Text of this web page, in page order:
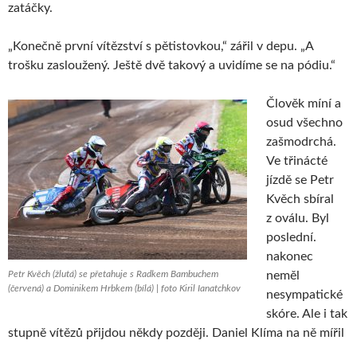
zatáčky.
„Konečně první vítězství s pětistovkou,“ zářil v depu. „A
trošku zasloužený. Ještě dvě takový a uvidíme se na pódiu.“
Petr Kvěch (žlutá) se přetahuje s Radkem Bambuchem
(červená) a Dominikem Hrbkem (bílá) | foto Kiril Ianatchkov
Člověk míní a
osud všechno
zašmodrchá.
Ve třinácté
jízdě se Petr
Kvěch sbíral
z oválu. Byl
poslední.
nakonec
neměl
nesympatické
skóre. Ale i tak
stupně vítězů přijdou někdy později. Daniel Klíma na ně mířil